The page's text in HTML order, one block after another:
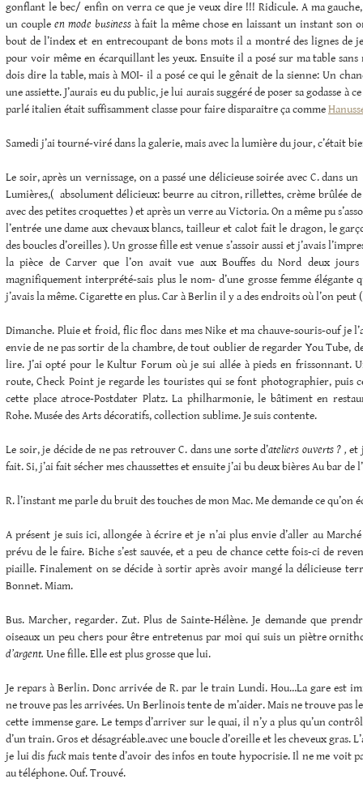
gonflant le bec/ enfin on verra ce que je veux dire !!! Ridicule. A ma
un couple en mode businessà fait la même chose en laissant un instant son
bout de l’index et en entrecoupant de bons mots il a montré des lignes de
pour voir même en écarquillant les yeux. Ensuite il a posé sur ma table sans
dois dire la table, mais à MOI- il a posé ce qui le gênait de la sienne: Un
une assiette. J’aurais eu du public, je lui aurais suggéré de poser sa godasse à
parlé italien était suffisamment classe pour faire disparaitre ça comme
Samedi j’ai tourné-viré dans la galerie, mais avec la lumière du jour, c’était
Le soir, après un vernissage, on a passé une délicieuse soirée avec C. dans
Lumières,( absolument délicieux: beurre au citron, rillettes, crème brûlée
avec des petites croquettes ) et après un verre au Victoria. On a même pu
l’entrée une dame aux chevaux blancs, tailleur et calot fait le dragon, le
des boucles d’oreilles ). Un grosse fille est venue s’assoir aussi et j’avais
la pièce de Carver que l’on avait vue aux Bouffes du Nord deux jours
magnifiquement interprété-sais plus le nom- d’une grosse femme élégante
j’avais la même. Cigarette en plus. Car à Berlin il y a des endroits où l’on peut
Dimanche. Pluie et froid, flic floc dans mes Nike et ma chauve-souris-ouf je
envie de ne pas sortir de la chambre, de tout oublier de regarder You Tube,
lire. J’ai opté pour le Kultur Forum où je sui allée à pieds en frissonnant.
route, Check Point je regarde les touristes qui se font photographier, puis
cette place atroce-Postdater Platz. La philharmonie, le bâtiment en
Rohe. Musée des Arts décoratifs, collection sublime. Je suis contente.
Le soir, je décide de ne pas retrouver C. dans une sorte d’ateliers ouverts ? ,et
fait. Si, j’ai fait sécher mes chaussettes et ensuite j’ai bu deux bières Au bar de
R. l’instant me parle du bruit des touches de mon Mac. Me demande ce qu’on
A présent je suis ici, allongée à écrire et je n’ai plus envie d’aller au Marché
prévu de le faire. Biche s’est sauvée, et a peu de chance cette fois-ci de
piaille. Finalement on se décide à sortir après avoir mangé la délicieuse
Bonnet. Miam.
Bus. Marcher, regarder. Zut. Plus de Sainte-Hélène. Je demande que
oiseaux un peu chers pour être entretenus par moi qui suis un piètre
d’argent. Une fille. Elle est plus grosse que lui.
Je repars à Berlin. Donc arrivée de R. par le train Lundi. Hou…La gare est
ne trouve pas les arrivées. Un Berlinois tente de m’aider. Mais ne trouve pas
cette immense gare. Le temps d’arriver sur le quai, il n’y a plus qu’un
d’un train. Gros et désagréable.avec une boucle d’oreille et les cheveux gras.
je lui dis fuckmais tente d’avoir des infos en toute hypocrisie. Il ne me voit
au téléphone. Ouf. Trouvé.